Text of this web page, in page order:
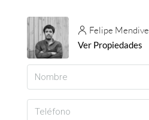
Felipe Mendive
Ver Propiedades